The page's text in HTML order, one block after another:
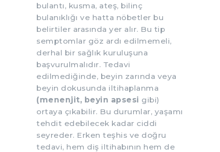
bulantı, kusma, ateş, bilinç
bulanıklığı ve hatta nöbetler bu
belirtiler arasında yer alır. Bu tip
semptomlar göz ardı edilmemeli,
derhal bir sağlık kuruluşuna
başvurulmalıdır. Tedavi
edilmediğinde, beyin zarında veya
beyin dokusunda iltihaplanma
(menenjit, beyin apsesi gibi)
ortaya çıkabilir. Bu durumlar, yaşamı
tehdit edebilecek kadar ciddi
seyreder. Erken teşhis ve doğru
tedavi, hem diş iltihabının hem de